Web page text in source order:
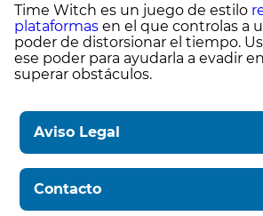
Time Witch es un juego de estilo
plataformas en el que controlas a
poder de distorsionar el tiempo.
ese poder para ayudarla a evadir
superar obstáculos.
Aviso Legal
Contacto